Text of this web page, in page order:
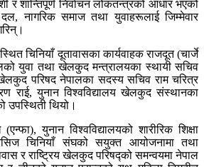
र शान्तिपूर्ण निर्वाचन लोकतन्त्रको आधार भएको
नागरिक समाज तथा युवाहरूलाई जिम्मेवार
चिनियाँ दूतावासका कार्यवाहक राजदूत (चार्जे
युवा तथा खेलकुद मन्त्रालयका स्थायी सचिव
परिषद नेपालका सदस्य सचिव राम चरित्र
राई, युनान विश्वविद्यालय खेलकुद संस्थानका
उपस्थिती थियो।
युनान विश्वविद्यालयको शारीरिक शिक्षा
चिनियाँ संघको सयुक्त आयोजनामा तथा
र राष्ट्रिय खेलकुद परिषद्को समन्वयमा नेपाल